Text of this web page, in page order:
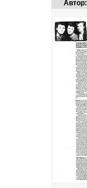
Автор: